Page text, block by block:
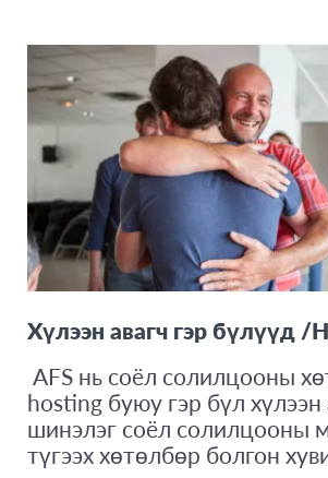
Хүлээн авагч гэр бүлүүд /
AFS нь соёл солилцооны
hosting буюу гэр бүл хүлээн
шинэлэг соёл солилцооны
түгээх хөтөлбөр болгон